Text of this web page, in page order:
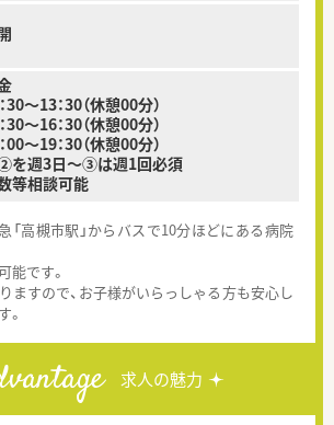
～13：30（休憩00分）
～16：30（休憩00分）
～19：30（休憩00分）
週3日～③は週1回必須
等相談可能
「高槻市駅」からバスで10分ほどにある病院
です。
ますので、お子様がいらっしゃる方も安心し
。
求人の魅力